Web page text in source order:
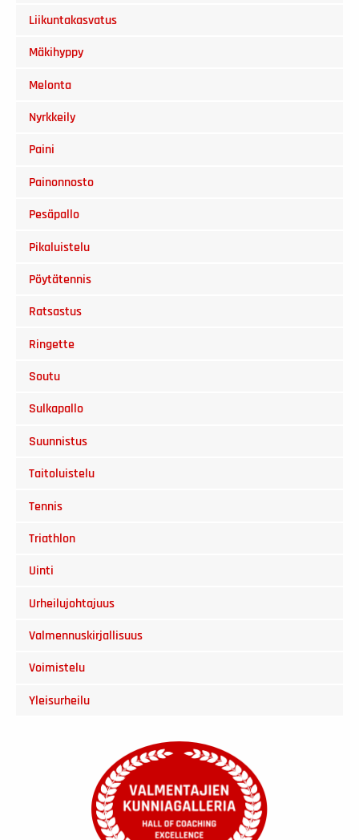
Liikuntakasvatus
Mäkihyppy
Melonta
Nyrkkeily
Paini
Painonnosto
Pesäpallo
Pikaluistelu
Pöytätennis
Ratsastus
Ringette
Soutu
Sulkapallo
Suunnistus
Taitoluistelu
Tennis
Triathlon
Uinti
Urheilujohtajuus
Valmennuskirjallisuus
Voimistelu
Yleisurheilu